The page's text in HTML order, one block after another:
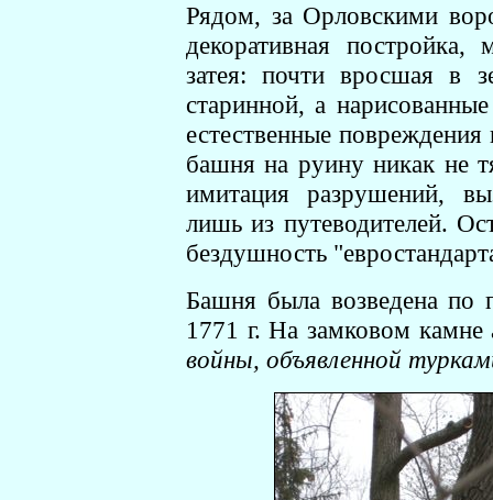
Рядом, за Орловскими
декоративная
затея: почти вросшая в
старинной, а
естественные
башня на руину никак не
имитация разрушений,
лишь из путеводителей.
бездушность
Башня была возведена по
1771 г. На замковом
войны, объявленной